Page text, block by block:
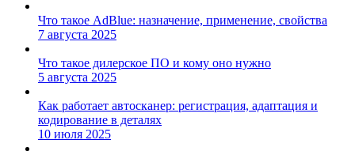
Что такое AdBlue: назначение, применение, свойства
7 августа 2025
Что такое дилерское ПО и кому оно нужно
5 августа 2025
Как работает автосканер: регистрация, адаптация и
кодирование в деталях
10 июля 2025